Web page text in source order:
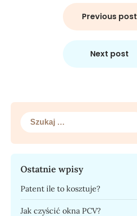
Previous post
Next post
Szukaj:
Ostatnie wpisy
Patent ile to kosztuje?
Jak czyścić okna PCV?